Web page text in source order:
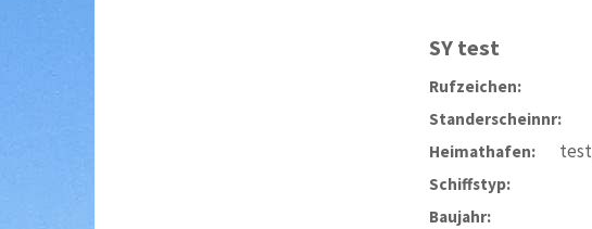
SYtest
Rufzeichen:
Standerscheinnr:
Heimathafen:
test
Schiffstyp:
Baujahr: